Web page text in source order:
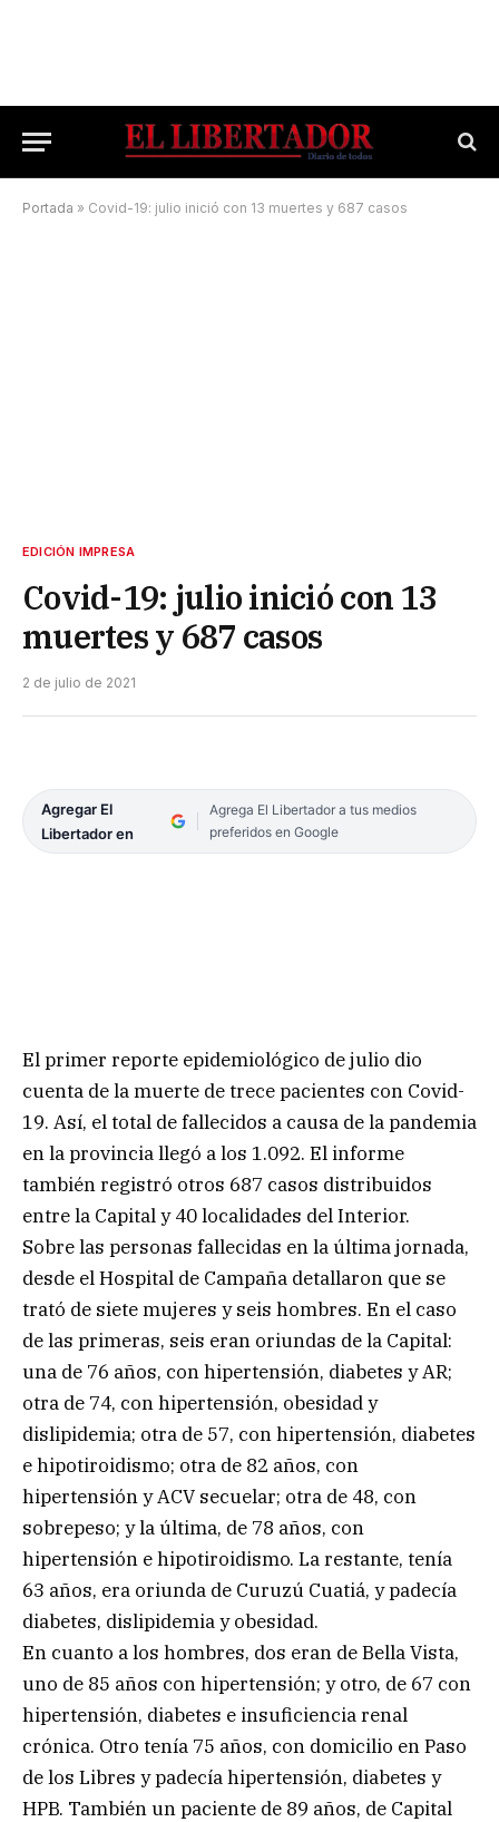
Portada » Covid-19: julio inició con 13 muertes y 687 casos
EDICIÓN IMPRESA
Covid-19: julio inició con 13
muertes y 687 casos
2 de julio de 2021
Agregar El
Libertador en
Agrega El Libertador a tus medios
preferidos en Google
El primer reporte epidemiológico de julio dio
cuenta de la muerte de trece pacientes con Covid-
19. Así, el total de fallecidos a causa de la pandemia
en la provincia llegó a los 1.092. El informe
también registró otros 687 casos distribuidos
entre la Capital y 40 localidades del Interior.
Sobre las personas fallecidas en la última jornada,
desde el Hospital de Campaña detallaron que se
trató de siete mujeres y seis hombres. En el caso
de las primeras, seis eran oriundas de la Capital:
una de 76 años, con hipertensión, diabetes y AR;
otra de 74, con hipertensión, obesidad y
dislipidemia; otra de 57, con hipertensión, diabetes
e hipotiroidismo; otra de 82 años, con
hipertensión y ACV secuelar; otra de 48, con
sobrepeso; y la última, de 78 años, con
hipertensión e hipotiroidismo. La restante, tenía
63 años, era oriunda de Curuzú Cuatiá, y padecía
diabetes, dislipidemia y obesidad.
En cuanto a los hombres, dos eran de Bella Vista,
uno de 85 años con hipertensión; y otro, de 67 con
hipertensión, diabetes e insuficiencia renal
crónica. Otro tenía 75 años, con domicilio en Paso
de los Libres y padecía hipertensión, diabetes y
HPB. También un paciente de 89 años, de Capital